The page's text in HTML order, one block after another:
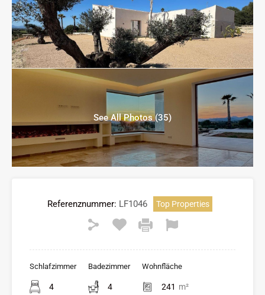
See All Photos (35)
Referenznummer: LF1046 Top Properties
Schlafzimmer
4
Badezimmer
4
Wohnfläche
241 m²